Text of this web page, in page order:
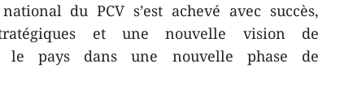
du PCV s’est achevé avec succès,
et une nouvelle vision de
le pays dans une nouvelle phase de